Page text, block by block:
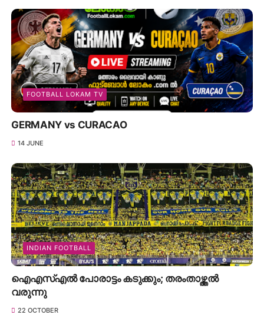
FOOTBALL LOKAM TV
GERMANY vs CURACAO
14 JUNE
INDIAN FOOTBALL
ഐഎസ്എൽ പോരാട്ടം കടുക്കും; തരംതാഴ്ത്തൽ
വരുന്നു
22 OCTOBER